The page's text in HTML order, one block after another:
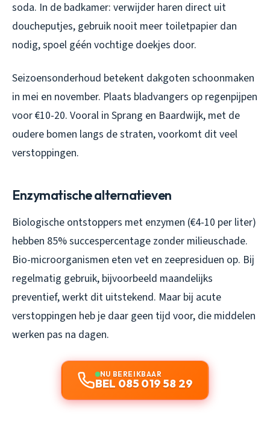
soda. In de badkamer: verwijder haren direct uit
doucheputjes, gebruik nooit meer toiletpapier dan
nodig, spoel géén vochtige doekjes door.
Seizoensonderhoud betekent dakgoten schoonmaken
in mei en november. Plaats bladvangers op regenpijpen
voor €10-20. Vooral in Sprang en Baardwijk, met de
oudere bomen langs de straten, voorkomt dit veel
verstoppingen.
Enzymatische alternatieven
Biologische ontstoppers met enzymen (€4-10 per liter)
hebben 85% succespercentage zonder milieuschade.
Bio-microorganismen eten vet en zeepresiduen op. Bij
regelmatig gebruik, bijvoorbeeld maandelijks
preventief, werkt dit uitstekend. Maar bij acute
verstoppingen heb je daar geen tijd voor, die middelen
werken pas na dagen.
NU BEREIKBAAR
BEL 085 019 58 29